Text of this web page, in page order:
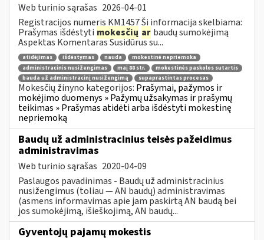
Web turinio sąrašas 2026-04-01
Registracijos numeris KM1457 Ši informacija skelbiama:
Prašymas išdėstyti mokesčių ar baudų sumokėjimą
Aspektas Komentaras Susidūrus su...
atidėjimas išdėstymas nauda
mokestinė nepriemoka
administracinis nusižengimas
maį 88 str.
mokestinės paskolos sutartis
bauda už administracinį nusižengimą
supaprastintas procesas
Mokesčių žinyno kategorijos: Prašymai, pažymos ir
mokėjimo duomenys » Pažymų užsakymas ir prašymų
teikimas » Prašymas atidėti arba išdėstyti mokestinę
nepriemoką
Baudų už administracinius teisės pažeidimus
administravimas
Web turinio sąrašas 2020-04-09
Paslaugos pavadinimas - Baudų už administracinius
nusižengimus (toliau — AN baudų) administravimas
(asmens informavimas apie jam paskirtą AN baudą bei
jos sumokėjimą, išieškojimą, AN baudų...
Gyventojų pajamų mokestis